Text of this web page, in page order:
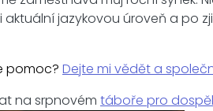
jazykovou úroveň a po
pomoc? Dejte mi vědět a
na srpnovém táboře pro